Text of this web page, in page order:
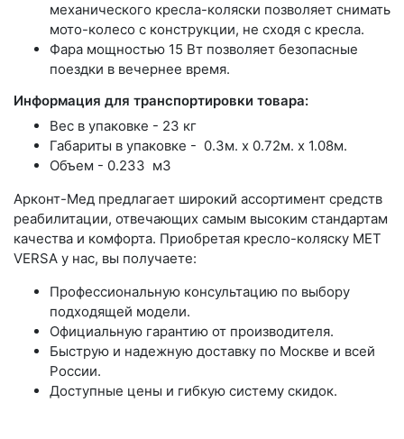
механического кресла-коляски позволяет снимать
мото-колесо с конструкции, не сходя с кресла.
Фара мощностью 15 Вт позволяет безопасные
поездки в вечернее время.
Информация для транспортировки товара:
Вес в упаковке - 23 кг
Габариты в упаковке - 0.3м. x 0.72м. x 1.08м.
Объем - 0.233 м3
Арконт-Мед предлагает широкий ассортимент средств
реабилитации, отвечающих самым высоким стандартам
качества и комфорта. Приобретая кресло-коляску MET
VERSA у нас, вы получаете:
Профессиональную консультацию по выбору
подходящей модели.
Официальную гарантию от производителя.
Быструю и надежную доставку по Москве и всей
России.
Доступные цены и гибкую систему скидок.